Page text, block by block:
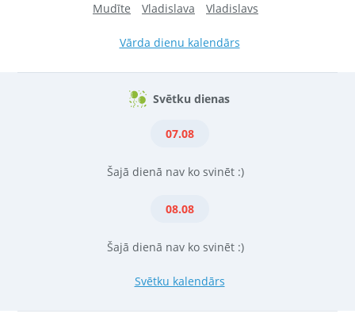
Mudīte Vladislava Vladislavs
Vārda dienu kalendārs
Svētku dienas
07.08
Šajā dienā nav ko svinēt :)
08.08
Šajā dienā nav ko svinēt :)
Svētku kalendārs